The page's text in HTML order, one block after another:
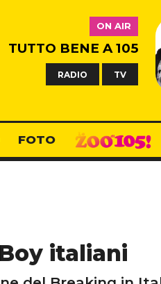
ON AIR
TUTTO BENE A 105
RADIO TV
FOTO
italiani